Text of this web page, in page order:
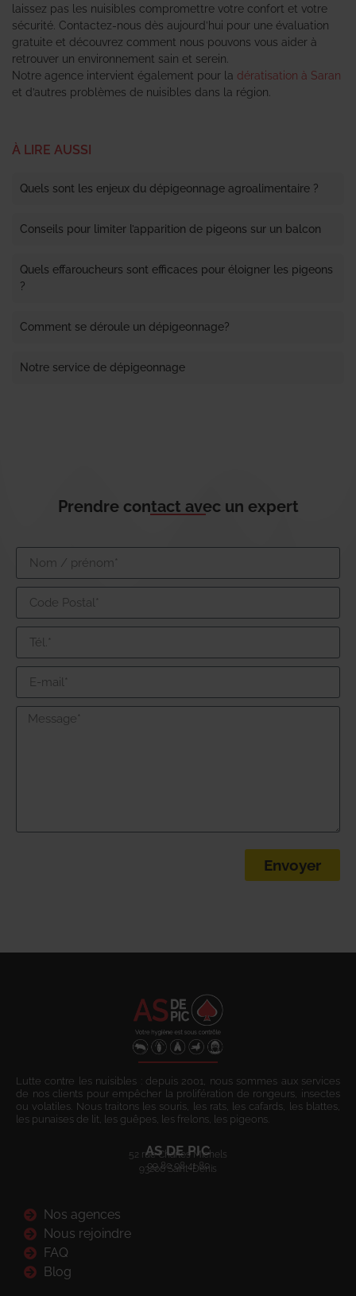
laissez pas les nuisibles compromettre votre confort et votre
sécurité. Contactez-nous dès aujourd’hui pour une évaluation
gratuite et découvrez comment nous pouvons vous aider à
retrouver un environnement sain et serein.
Notre agence intervient également pour la dératisation à Saran
et d’autres problèmes de nuisibles dans la région.
À LIRE AUSSI
Quels sont les enjeux du dépigeonnage agroalimentaire ?
Conseils pour limiter l’apparition de pigeons sur un balcon
Quels effaroucheurs sont efficaces pour éloigner les pigeons
?
Comment se déroule un dépigeonnage?
Notre service de dépigeonnage
Prendre contact avec un expert
Envoyer
Lutte contre les nuisibles : depuis 2001, nous sommes aux services
de nos clients pour empêcher la prolifération de rongeurs, insectes
ou volatiles. Nous traitons les souris, les rats, les cafards, les blattes,
les punaises de lit, les guêpes, les frelons, les pigeons.
AS DE PIC
52 rue Charles Michels
93200 Saint-Denis
09 80 08 41 80
Nos agences
Nous rejoindre
FAQ
Blog